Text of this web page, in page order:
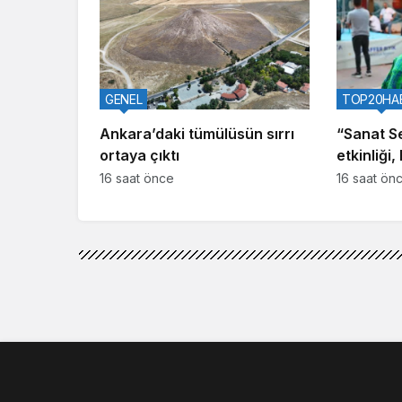
Ankara’daki tümülüsün sırrı
ortaya çıktı
GENEL
16 saat önce
“Sanat
etkinliği,
kattı
16 saat